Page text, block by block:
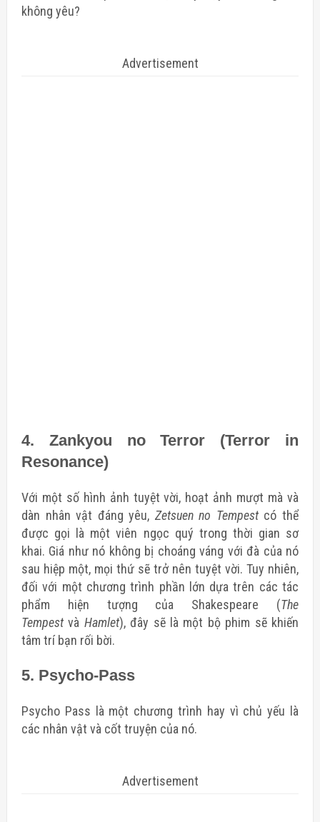
không yêu?
Advertisement
4. Zankyou no Terror (Terror in
Resonance)
Với một số hình ảnh tuyệt vời, hoạt ảnh mượt mà và
dàn nhân vật đáng yêu, Zetsuen no Tempestcó thể
được gọi là một viên ngọc quý trong thời gian sơ
khai. Giá như nó không bị choáng váng với đà của nó
sau hiệp một, mọi thứ sẽ trở nên tuyệt vời. Tuy nhiên,
đối với một chương trình phần lớn dựa trên các tác
phẩm hiện tượng của Shakespeare (The
Tempestvà Hamlet), đây sẽ là một bộ phim sẽ khiến
tâm trí bạn rối bời.
5. Psycho-Pass
Psycho Pass là một chương trình hay vì chủ yếu là
các nhân vật và cốt truyện của nó.
Advertisement